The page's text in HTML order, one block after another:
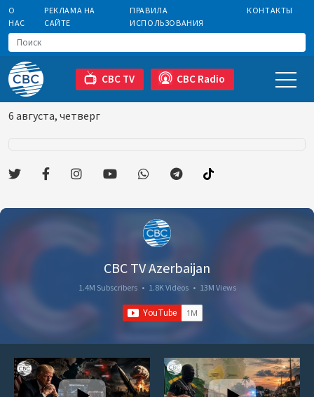
О
НАС
РЕКЛАМА НА
САЙТЕ
ПРАВИЛА
ИСПОЛЬЗОВАНИЯ
КОНТАКТЫ
CBC TV CBC Radio
6 августа, четверг
CBC TV Azerbaijan
1.4M Subscribers • 1.8K Videos • 13M Views